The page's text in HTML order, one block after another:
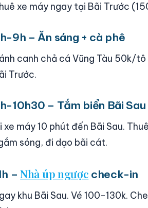
xe máy ngay tại Bãi Trước
9h – Ăn sáng + cà phê
canh chả cá Vũng Tàu 50k/
Trước.
10h30 – Tắm biển Bãi Sau
xe máy 10 phút đến Bãi Sau.
sóng, đi dạo bãi cát.
–Nhà úp ngược check-in
khu Bãi Sau. Vé 100-130k.